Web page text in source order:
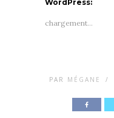
WordPress:
chargement…
PAR MÉGANE /